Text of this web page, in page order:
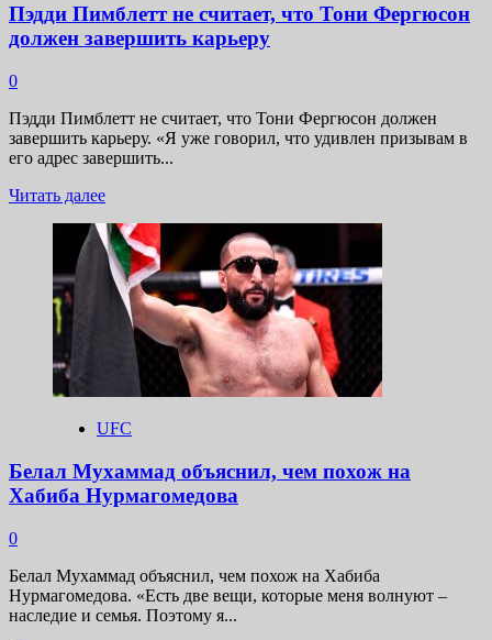
Пэдди Пимблетт не считает, что Тони Фергюсон
должен завершить карьеру
0
Пэдди Пимблетт не считает, что Тони Фергюсон должен
завершить карьеру. «Я уже говорил, что удивлен призывам в
его адрес завершить...
Читать далееПрочитать
о
Пэдди
Пимблетт
не
считает,
Тони
Фергюсон
должен
карьеру
UFC
Белал Мухаммад объяснил, чем похож на
Хабиба Нурмагомедова
0
Белал Мухаммад объяснил, чем похож на Хабиба
Нурмагомедова. «Есть две вещи, которые меня волнуют –
наследие и семья. Поэтому я...